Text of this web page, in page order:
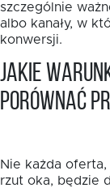
szczególnie
albo kanały, w
konwersji.
Jakie
porównać
Nie każda
rzut oka, będzie